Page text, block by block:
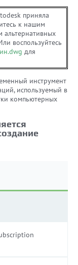
приняла
к нашим
воспользуйтесь
для
инструмент
используемый в
компьютерных